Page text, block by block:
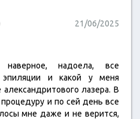
21/06/2025
надоела, все
эпиляции и какой у меня
лазера. В
и по сей день все
мне даже и не верится,